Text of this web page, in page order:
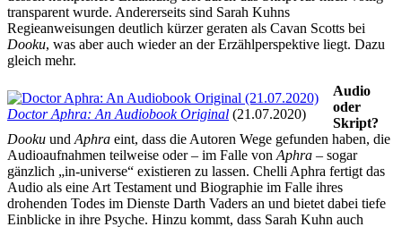
transparent wurde. Andererseits sind Sarah Kuhns
Regieanweisungen deutlich kürzer geraten als Cavan Scotts bei
Dooku, was aber auch wieder an der Erzählperspektive liegt. Dazu
gleich mehr.
Doctor Aphra: An Audiobook Original (21.07.2020)
Audio
oder
Skript?
Dooku undAphra eint, dass die Autoren Wege gefunden haben, die
Audioaufnahmen teilweise oder – im Falle vonAphra – sogar
gänzlich „in-universe“ existieren zu lassen. Chelli Aphra fertigt das
Audio als eine Art Testament und Biographie im Falle ihres
drohenden Todes im Dienste Darth Vaders an und bietet dabei tiefe
Einblicke in ihre Psyche. Hinzu kommt, dass Sarah Kuhn auch